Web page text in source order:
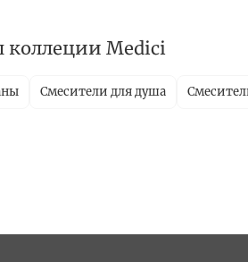
коллеции Medici
Смесители для душа